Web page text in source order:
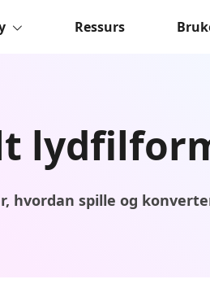
Ressurs
hvordan spille og